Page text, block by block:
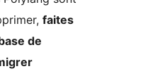
faites
de